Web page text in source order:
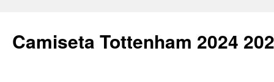
Camiseta Tottenham 2024